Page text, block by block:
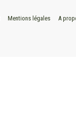
Mentions légales A